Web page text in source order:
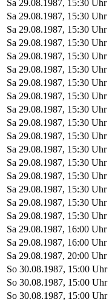
Sa 29.08.1987, 15:30 Uhr
Sa 29.08.1987, 15:30 Uhr
Sa 29.08.1987, 15:30 Uhr
Sa 29.08.1987, 15:30 Uhr
Sa 29.08.1987, 15:30 Uhr
Sa 29.08.1987, 15:30 Uhr
Sa 29.08.1987, 15:30 Uhr
Sa 29.08.1987, 15:30 Uhr
Sa 29.08.1987, 15:30 Uhr
Sa 29.08.1987, 15:30 Uhr
Sa 29.08.1987, 15:30 Uhr
Sa 29.08.1987, 15:30 Uhr
Sa 29.08.1987, 15:30 Uhr
Sa 29.08.1987, 15:30 Uhr
Sa 29.08.1987, 15:30 Uhr
Sa 29.08.1987, 15:30 Uhr
Sa 29.08.1987, 15:30 Uhr
Sa 29.08.1987, 16:00 Uhr
Sa 29.08.1987, 16:00 Uhr
Sa 29.08.1987, 20:00 Uhr
So 30.08.1987, 15:00 Uhr
So 30.08.1987, 15:00 Uhr
So 30.08.1987, 15:00 Uhr